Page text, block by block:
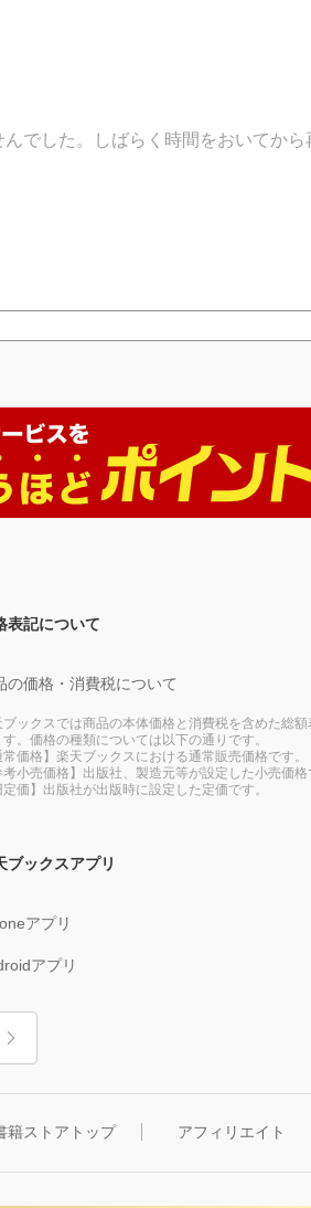
でした。しばらく時間をおいてから
表記について
の価格・消費税について
ブックスでは商品の本体価格と消費税を含めた総額
す。価格の種類については以下の通りです。
常価格】楽天ブックスにおける通常販売価格です。
考小売価格】出版社、製造元等が設定した小売価格
定価】出版社が出版時に設定した定価です。
ブックスアプリ
アプリ
アプリ
籍ストアトップ アフィリエイト